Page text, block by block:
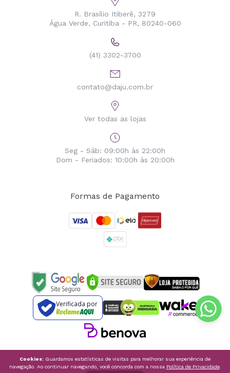
R. Brasílio Itiberê, 3279
Água Verde, Curitiba - PR, 80240-060
(41) 3302-3700
contato@daju.com.br
Ver todas as lojas
Seg - Sáb: 09:00h às 22:00h
Dom - Feriados: 10:00h às 20:00h
Formas de Pagamento
Verificada por
Cookies: Guardamos estatísticas de visitas para melhorar sua experiência de
navegação. Ao continuar navegando, você concorda com a nossa Política de Privacidade.